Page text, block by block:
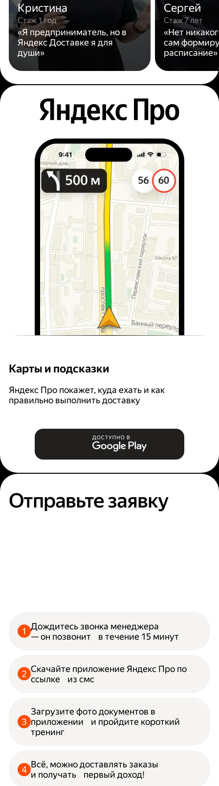
Кристина
Стаж 1 год
«Я предприниматель, но в
Яндекс Доставке я для
души»
Сергей
Стаж 7 лет
«Нет
сам
расписание»
Карты и подсказки
Яндекс Про покажет, куда ехать и как
правильно выполнить доставку
Отправьте заявку
Дождитесь звонка менеджера
— он позвонит в течение 15 минут
Скачайте приложение Яндекс Про по
ссылке из смс
Загрузите фото документов в
приложении и пройдите короткий
тренинг
Всё, можно доставлять заказы
и получать первый доход!